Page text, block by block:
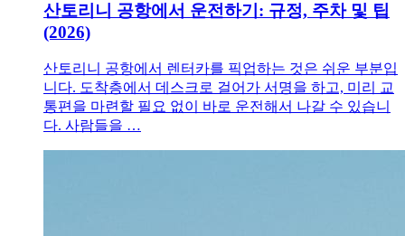
산토리니 공항에서 운전하기: 규정, 주차 및 팁
(2026)
산토리니 공항에서 렌터카를 픽업하는 것은 쉬운 부분입
니다. 도착층에서 데스크로 걸어가 서명을 하고, 미리 교
통편을 마련할 필요 없이 바로 운전해서 나갈 수 있습니
다. 사람들을 …